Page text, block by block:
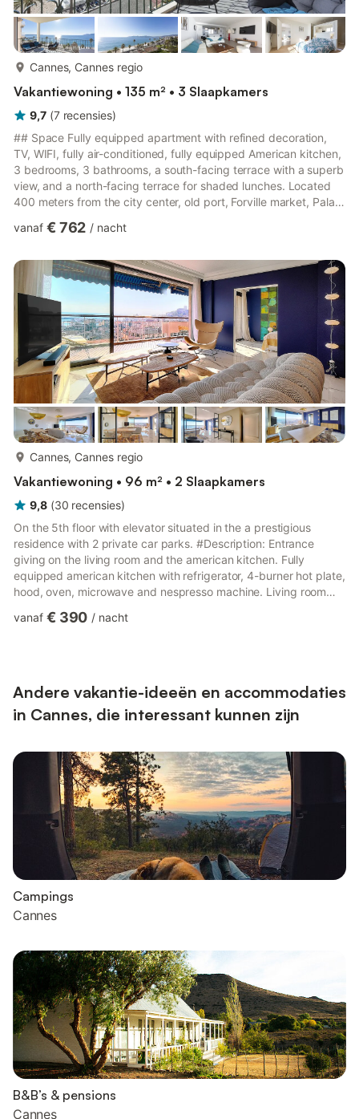
Cannes, Cannes regio
Vakantiewoning • 135 m² • 3 Slaapkamers
9,7 (7 recensies)
## Space Fully equipped apartment with refined decoration,
TV, WIFI, fully air-conditioned, fully equipped American kitchen,
3 bedrooms, 3 bathrooms, a south-facing terrace with a superb
view, and a north-facing terrace for shaded lunches. Located
400 meters from the city center, old port, Forville market, Palais
to travellers. This appartment is composed of : -An entrance, -A
all opening onto a terrace with a splendid open sea view, -A
fully equipped American-s...
vanaf € 762 / nacht
Cannes, Cannes regio
Vakantiewoning • 96 m² • 2 Slaapkamers
9,8 (30 recensies)
On the 5th floor with elevator situated in the a prestigious
residence with 2 private car parks. #Description: Entrance
giving on the living room and the american kitchen. Fully
equipped american kitchen with refrigerator, 4-burner hot plate,
hood, oven, microwave and nespresso machine. Living room
1 arm chair, flat screen TV and access onto the beautifull 15m2
vanaf € 390 / nacht
Andere vakantie-ideeën en accommodaties
in Cannes, die interessant kunnen zijn
Campings
Cannes
B&B’s & pensions
Cannes